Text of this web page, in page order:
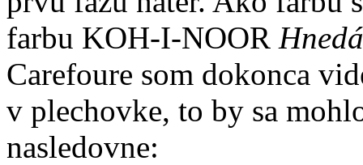
farbu KOH-I-NOOR
Carefoure som dokonca
v plechovke, to by sa
nasledovne: